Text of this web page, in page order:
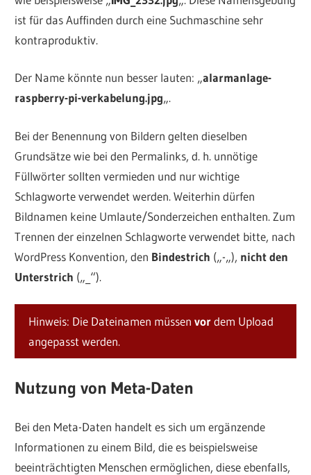
ist für das Auffinden durch eine Suchmaschine sehr
kontraproduktiv.
Der Name könnte nun besser lauten: „alarmanlage-
raspberry-pi-verkabelung.jpg„.
Bei der Benennung von Bildern gelten dieselben
Grundsätze wie bei den Permalinks, d. h. unnötige
Füllwörter sollten vermieden und nur wichtige
Schlagworte verwendet werden. Weiterhin dürfen
Bildnamen keine Umlaute/Sonderzeichen enthalten. Zum
Trennen der einzelnen Schlagworte verwendet bitte, nach
WordPress Konvention, den Bindestrich („-„), nicht den
Unterstrich („_“).
Hinweis: Die Dateinamen müssenvordem Upload
angepasst werden.
Nutzung von Meta-Daten
Bei den Meta-Daten handelt es sich um ergänzende
Informationen zu einem Bild, die es beispielsweise
beeinträchtigten Menschen ermöglichen, diese ebenfalls,